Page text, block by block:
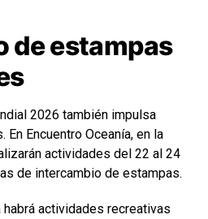
de estampas
2026 también impulsa
En Encuentro Oceanía, en la
actividades del 22 al 24
de intercambio de estampas.
actividades recreativas